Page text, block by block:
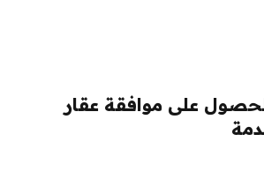
على موافقة عقار